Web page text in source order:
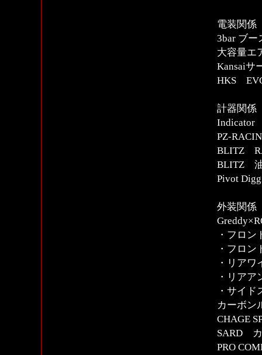
電装関係
3bar ブー
大容量エ
Kansaiサ
HKS
計器関係
Indicator
PZ-
BLITZ
BLITZ 油
Pivot
外装関係
・フロ
・フロ
・リアワ
・リア
・サイド
カーボン
CHAGE
SARD カ
PRO